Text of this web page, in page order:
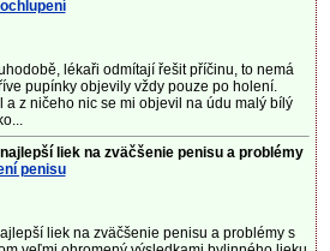
lékaři odmítají řešit příčinu, to nemá
pupínky objevily vždy pouze po holení.
a z ničeho nic se mi objevil na údu malý bílý
liek na zväčšenie penisu a problémy
penisu
liek na zväčšenie penisu a problémy s